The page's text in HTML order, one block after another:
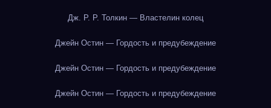
Дж. Р. Р. Толкин — Властелин колец
Джейн Остин — Гордость и предубеждение
Джейн Остин — Гордость и предубеждение
Джейн Остин — Гордость и предубеждение